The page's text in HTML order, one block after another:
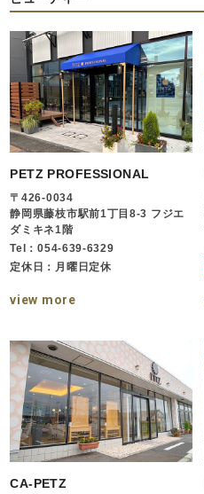
PETZ PROFESSIONAL
〒426-0034
静岡県藤枝市駅前1丁目8-3 フジエ
ダミキネ1階
Tel：054-639-6329
定休日：月曜日定休
view more
CA-PETZ